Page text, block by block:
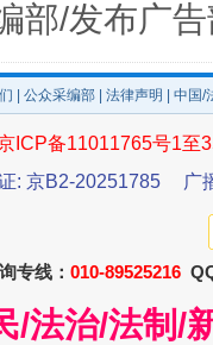
部/发布广
公众采编部 法律声明 | 中国
ICP备11011765号1至
: 京B2-20251785
广
专线： 010-89525216
/法治/法制/